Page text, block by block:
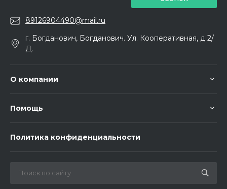
89126904490@mail.ru
г. Богданович, Богданович. Ул. Кооперативная, д 2/
Д.
О компании
Помощь
Политика конфиденциальности